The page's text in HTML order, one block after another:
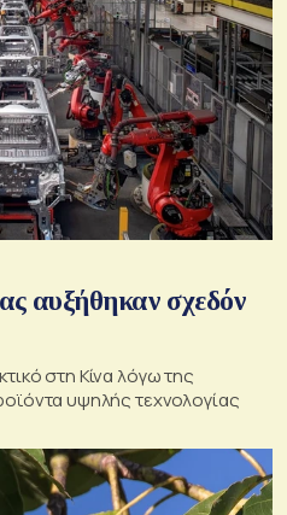
αυξήθηκαν σχεδόν
στη Κίνα λόγω της
υψηλής τεχνολογίας